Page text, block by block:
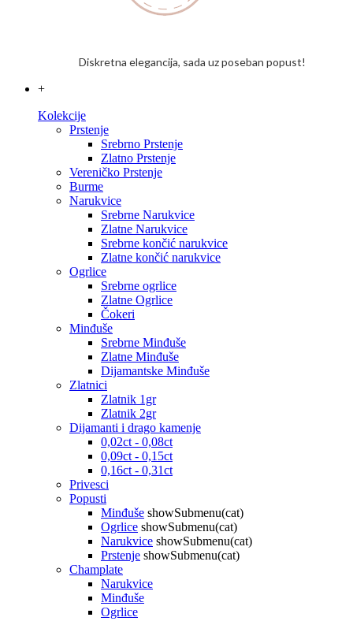
Diskretna elegancija, sada uz poseban popust!
+
Kolekcije
Prstenje
Srebrno Prstenje
Zlatno Prstenje
Vereničko Prstenje
Burme
Narukvice
Srebrne Narukvice
Zlatne Narukvice
Srebrne končić narukvice
Zlatne končić narukvice
Ogrlice
Srebrne ogrlice
Zlatne Ogrlice
Čokeri
Minđuše
Srebrne Minđuše
Zlatne Minđuše
Dijamantske Minđuše
Zlatnici
Zlatnik 1gr
Zlatnik 2gr
Dijamanti i drago kamenje
0,02ct - 0,08ct
0,09ct - 0,15ct
0,16ct - 0,31ct
Privesci
Popusti
Minđuše showSubmenu(cat)
Ogrlice showSubmenu(cat)
Narukvice showSubmenu(cat)
Prstenje showSubmenu(cat)
Champlate
Narukvice
Minđuše
Ogrlice